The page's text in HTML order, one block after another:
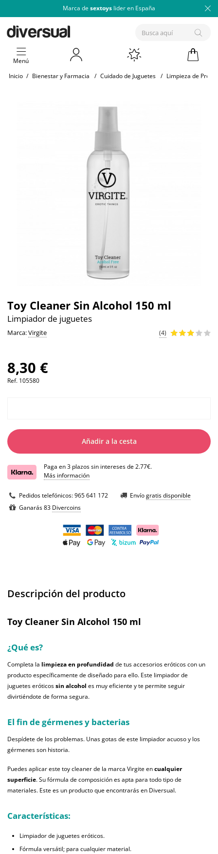
Marca de sextoys lider en España
Menú
Inicio / Bienestar y Farmacia / Cuidado de Juguetes / Limpieza de
Toy Cleaner Sin Alcohol 150 ml
Limpiador de juguetes
Marca:Virgite (4)
8,30 €
Ref. 105580
Añadir a la cesta
Paga en 3 plazos sin intereses de 2.77€.
Más información
Pedidos telefónicos:965 641 172 Envíogratis disponible
Ganarás 83 Divercoins
Descripción del producto
Toy Cleaner Sin Alcohol 150 ml
¿Qué es?
Completa la limpieza en profundidad de tus accesorios eróticos con un
producto específicamente de diseñado para ello. Este limpiador de
juguetes eróticossin alcohol es muy eficiente y te permite seguir
divirtiéndote de forma segura.
El fin de gérmenes y bacterias
Despídete de los problemas. Unas gotas de este limpiador acuoso y los
gérmenes son historia.
Puedes aplicar este toy cleaner de la marca Virgite encualquier
superficie. Su fórmula de composición es apta para todo tipo de
materiales. Este es un producto que encontrarás en Diversual.
Características:
Limpiador de juguetes eróticos.
Fórmula versátil; para cualquier material.